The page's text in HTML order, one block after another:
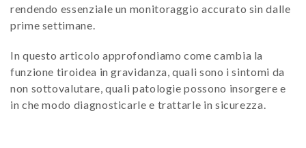
rendendo essenziale un monitoraggio accurato sin dalle
prime settimane.
In questo articolo approfondiamo come cambia la
funzione tiroidea in gravidanza, quali sono i sintomi da
non sottovalutare, quali patologie possono insorgere e
in che modo diagnosticarle e trattarle in sicurezza.